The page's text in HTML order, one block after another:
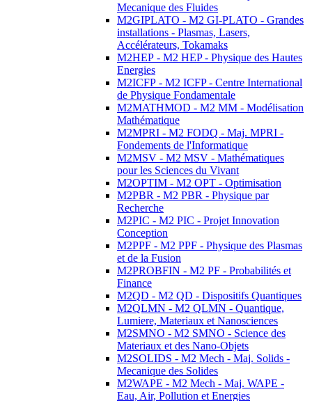
Mecanique des Fluides
M2GIPLATO - M2 GI-PLATO - Grandes
installations - Plasmas, Lasers,
Accélérateurs, Tokamaks
M2HEP - M2 HEP - Physique des Hautes
Energies
M2ICFP - M2 ICFP - Centre International
de Physique Fondamentale
M2MATHMOD - M2 MM - Modélisation
Mathématique
M2MPRI - M2 FODQ - Maj. MPRI -
Fondements de l'Informatique
M2MSV - M2 MSV - Mathématiques
pour les Sciences du Vivant
M2OPTIM - M2 OPT - Optimisation
M2PBR - M2 PBR - Physique par
Recherche
M2PIC - M2 PIC - Projet Innovation
Conception
M2PPF - M2 PPF - Physique des Plasmas
et de la Fusion
M2PROBFIN - M2 PF - Probabilités et
Finance
M2QD - M2 QD - Dispositifs Quantiques
M2QLMN - M2 QLMN - Quantique,
Lumiere, Materiaux et Nanosciences
M2SMNO - M2 SMNO - Science des
Materiaux et des Nano-Objets
M2SOLIDS - M2 Mech - Maj. Solids -
Mecanique des Solides
M2WAPE - M2 Mech - Maj. WAPE -
Eau, Air, Pollution et Energies